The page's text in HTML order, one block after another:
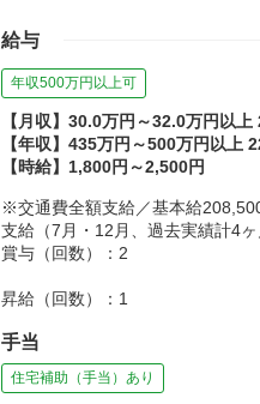
給与
年収500万円以上可
【月収】30.0万円～32.0万円以
【年収】435万円～500万円以上
【時給】1,800円～2,500円
※交通費全額支給／基本給
支給（7月・12月、過去実績計4ヶ
賞与（回数）：2
昇給（回数）：1
手当
住宅補助（手当）あり